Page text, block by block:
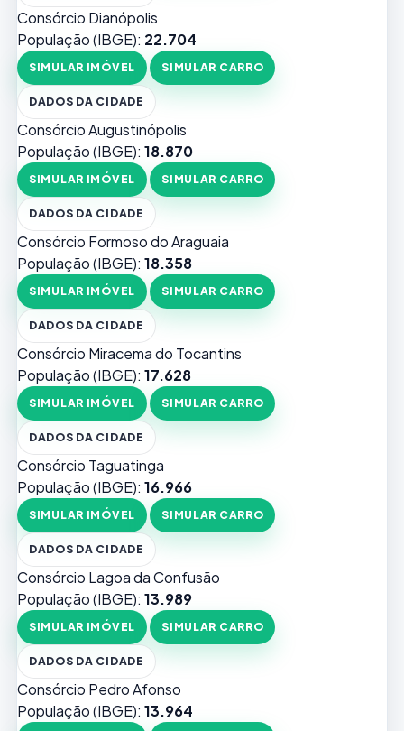
Consórcio Dianópolis
População (IBGE): 22.704
SIMULAR IMÓVEL SIMULAR CARRO
DADOS DA CIDADE
Consórcio Augustinópolis
População (IBGE): 18.870
SIMULAR IMÓVEL SIMULAR CARRO
DADOS DA CIDADE
Consórcio Formoso do Araguaia
População (IBGE): 18.358
SIMULAR IMÓVEL SIMULAR CARRO
DADOS DA CIDADE
Consórcio Miracema do Tocantins
População (IBGE): 17.628
SIMULAR IMÓVEL SIMULAR CARRO
DADOS DA CIDADE
Consórcio Taguatinga
População (IBGE): 16.966
SIMULAR IMÓVEL SIMULAR CARRO
DADOS DA CIDADE
Consórcio Lagoa da Confusão
População (IBGE): 13.989
SIMULAR IMÓVEL SIMULAR CARRO
DADOS DA CIDADE
Consórcio Pedro Afonso
População (IBGE): 13.964